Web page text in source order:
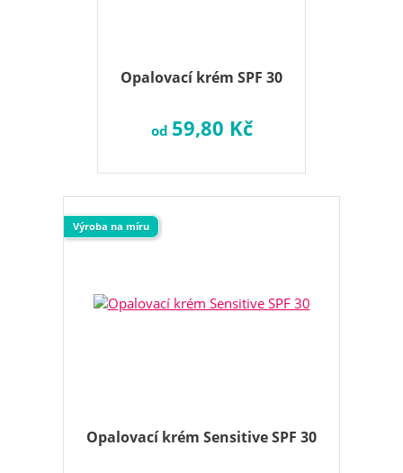
Opalovací krém SPF 30
od 59,80 Kč
Opalovací krém Sensitive SPF 30
Výroba na míru